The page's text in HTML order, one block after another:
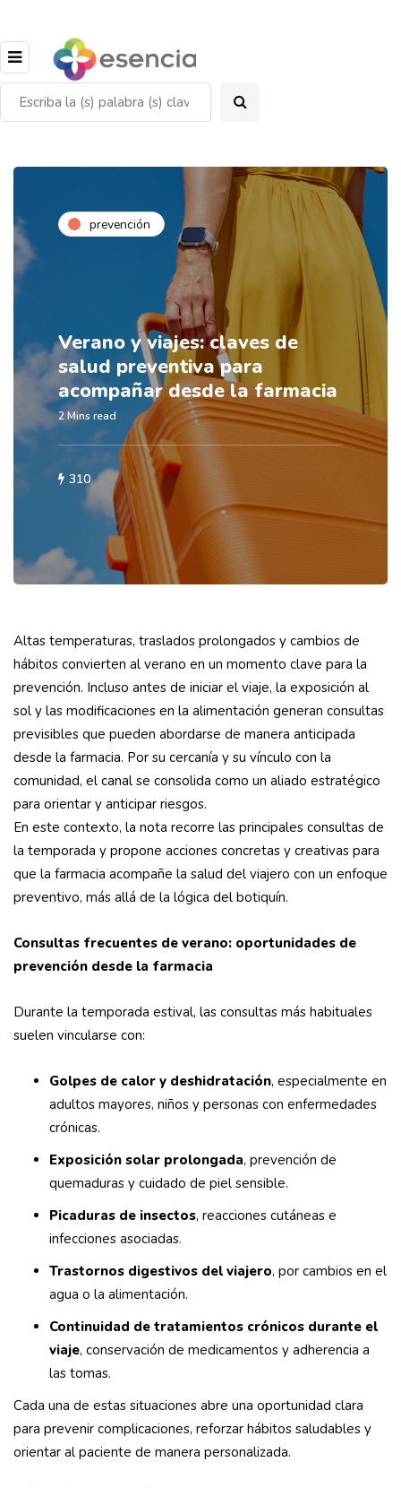
prevención
Verano y viajes: claves de
salud preventiva para
acompañar desde la farmacia
2 Mins read
310
Altas temperaturas, traslados prolongados y cambios de
hábitos convierten al verano en un momento clave para la
prevención. Incluso antes de iniciar el viaje, la exposición al
sol y las modificaciones en la alimentación generan consultas
previsibles que pueden abordarse de manera anticipada
desde la farmacia. Por su cercanía y su vínculo con la
comunidad, el canal se consolida como un aliado estratégico
para orientar y anticipar riesgos.
En este contexto, la nota recorre las principales consultas de
la temporada y propone acciones concretas y creativas para
que la farmacia acompañe la salud del viajero con un enfoque
preventivo, más allá de la lógica del botiquín.
Consultas frecuentes de verano: oportunidades de
prevención desde la farmacia
Durante la temporada estival, las consultas más habituales
suelen vincularse con:
Golpes de calor y deshidratación, especialmente en
adultos mayores, niños y personas con enfermedades
crónicas.
Exposición solar prolongada, prevención de
quemaduras y cuidado de piel sensible.
Picaduras de insectos, reacciones cutáneas e
infecciones asociadas.
Trastornos digestivos del viajero, por cambios en el
agua o la alimentación.
Continuidad de tratamientos crónicos durante el
viaje, conservación de medicamentos y adherencia a
las tomas.
Cada una de estas situaciones abre una oportunidad clara
para prevenir complicaciones, reforzar hábitos saludables y
orientar al paciente de manera personalizada.